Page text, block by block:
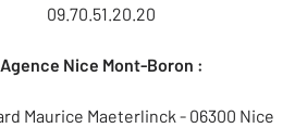
09.70.51.20.20
Agence Nice Mont-Boron :
Maurice Maeterlinck - 06300 Nice